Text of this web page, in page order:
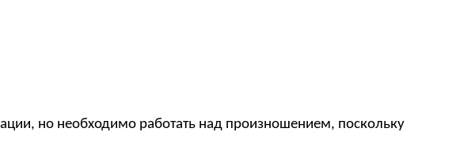
но необходимо работать над произношением, поскольку